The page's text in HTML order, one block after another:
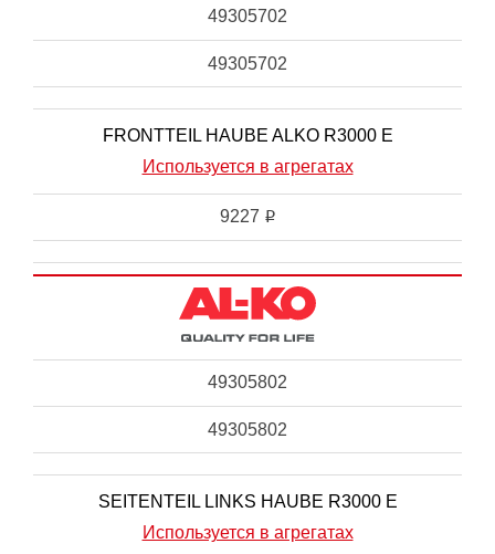
49305702
49305702
FRONTTEIL HAUBE ALKO R3000 E
Используется в агрегатах
9227 i
49305802
49305802
SEITENTEIL LINKS HAUBE R3000 E
Используется в агрегатах